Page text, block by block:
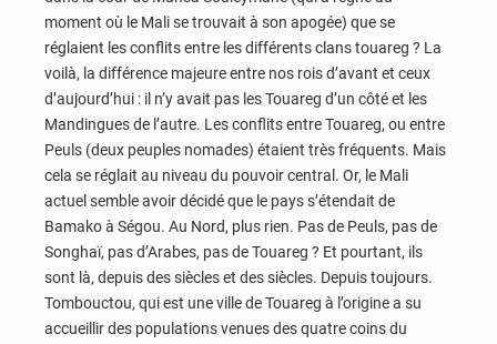
moment où le Mali se trouvait à son apogée) que se
réglaient les conflits entre les différents clans touareg ? La
voilà, la différence majeure entre nos rois d’avant et ceux
d’aujourd’hui : il n’y avait pas les Touareg d’un côté et les
Mandingues de l’autre. Les conflits entre Touareg, ou entre
Peuls (deux peuples nomades) étaient très fréquents. Mais
cela se réglait au niveau du pouvoir central. Or, le Mali
actuel semble avoir décidé que le pays s’étendait de
Bamako à Ségou. Au Nord, plus rien. Pas de Peuls, pas de
Songhaï, pas d’Arabes, pas de Touareg ? Et pourtant, ils
sont là, depuis des siècles et des siècles. Depuis toujours.
Tombouctou, qui est une ville de Touareg à l’origine a su
accueillir des populations venues des quatre coins du